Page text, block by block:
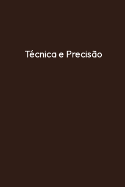
Técnica e Precisão